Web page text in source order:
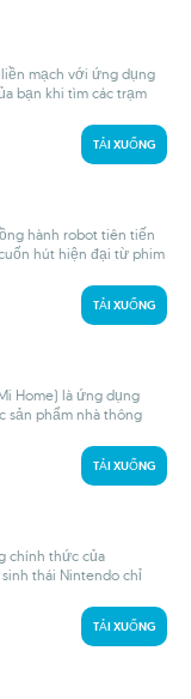
mạch với ứng dụng
bạn khi tìm các trạm
TẢI XUỐNG
hành robot tiên tiến
hút hiện đại từ phim
TẢI XUỐNG
Home) là ứng dụng
sản phẩm nhà thông
TẢI XUỐNG
chính thức của
thái Nintendo chỉ
TẢI XUỐNG